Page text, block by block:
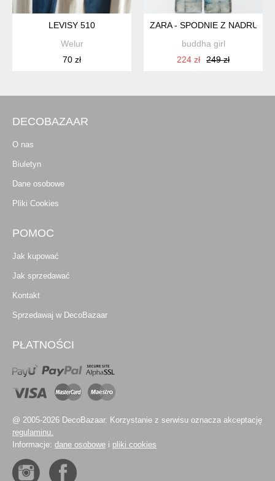
LEVISY 510
Welur
70 zł
ZARA - SPODNIE Z
buddha girl
224 zł
249 zł
DECOBAZAAR
O nas
Biuletyn
Dane osobowe
Pliki Cookies
POMOC
Jak kupować
Jak sprzedawać
Kontakt
Sprzedawaj w DecoBazaar
PŁATNOŚCI
@ 2005-2026 DecoBazaar. Korzystanie z serwisu oznacza akceptację
regulaminu.
Informacje: dane osobowe i pliki cookies